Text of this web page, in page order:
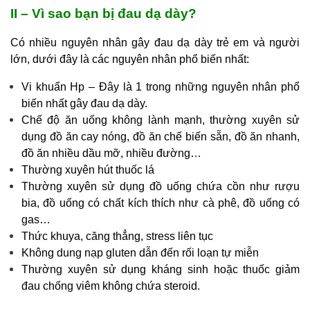
II – Vì sao bạn bị đau dạ dày?
Có nhiều nguyên nhân gây đau dạ dày trẻ em và người
lớn, dưới đây là các nguyên nhân phổ biến nhất:
Vi khuẩn Hp – Đây là 1 trong những nguyên nhân phổ
biến nhất gây đau dạ dày.
Chế độ ăn uống không lành mạnh, thường xuyên sử
dụng đồ ăn cay nóng, đồ ăn chế biến sẵn, đồ ăn nhanh,
đồ ăn nhiều dầu mỡ, nhiều đường…
Thường xuyên hút thuốc lá
Thường xuyên sử dụng đồ uống chứa cồn như rượu
bia, đồ uống có chất kích thích như cà phê, đồ uống có
gas…
Thức khuya, căng thẳng, stress liên tục
Không dung nạp gluten dẫn đến rối loạn tự miễn
Thường xuyên sử dụng kháng sinh hoặc thuốc giảm
đau chống viêm không chứa steroid.